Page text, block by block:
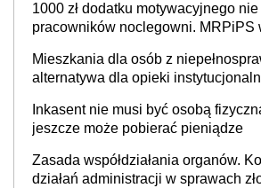
cały kraj
1000 zł dodatku motywacyjnego
pracowników noclegowni. MRPiPS
Mieszkania dla osób z
alternatywa dla opieki
Inkasent nie musi być osobą
jeszcze może pobierać pieniądze
Zasada współdziałania organów.
działań administracji w sprawach